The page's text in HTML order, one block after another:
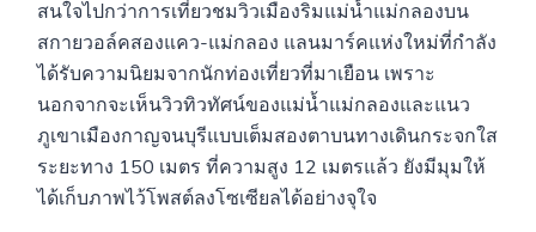
สนใจไปกว่าการเที่ยวชมวิวเมืองริมแม่น้ำแม่กลองบน
สกายวอล์คสองแคว-แม่กลอง แลนมาร์คแห่งใหม่ที่กำลัง
ได้รับความนิยมจากนักท่องเที่ยวที่มาเยือน เพราะ
นอกจากจะเห็นวิวทิวทัศน์ของแม่น้ำแม่กลองและแนว
ภูเขาเมืองกาญจนบุรีแบบเต็มสองตาบนทางเดินกระจกใส
ระยะทาง 150 เมตร ที่ความสูง 12 เมตรแล้ว ยังมีมุมให้
ได้เก็บภาพไว้โพสต์ลงโซเซียลได้อย่างจุใจ